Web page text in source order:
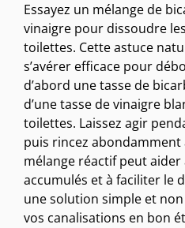
Essayez un mélange de
vinaigre pour dissoudre
toilettes. Cette astuce
s’avérer efficace pour
d’abord une tasse de
d’une tasse de vinaigre
toilettes. Laissez agir
puis rincez abondamment
mélange réactif peut
accumulés et à faciliter le
une solution simple et
vos canalisations en bon